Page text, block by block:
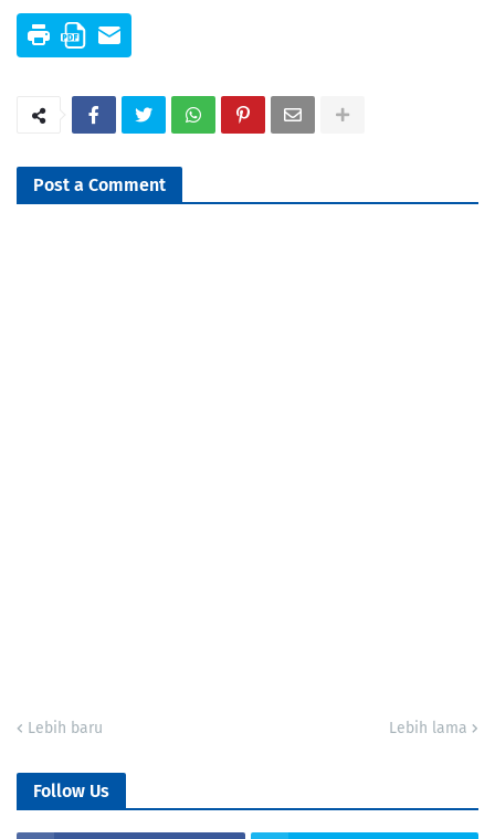
Post a Comment
Lebih baru Lebih lama
Follow Us